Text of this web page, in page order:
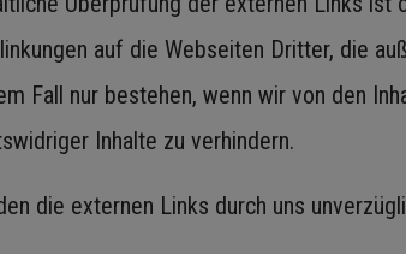
auf die Webseiten Dritter, die
Fall nur bestehen, wenn wir von den
Inhalte zu verhindern.
die externen Links durch uns